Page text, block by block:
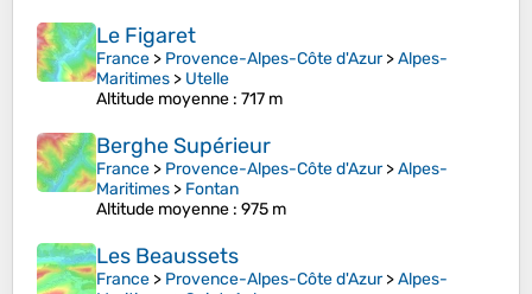
Le Figaret
France > Provence-Alpes-Côte d'Azur>Alpes-
Maritimes > Utelle
Altitude moyenne : 717 m
Berghe Supérieur
France > Provence-Alpes-Côte d'Azur>Alpes-
Maritimes > Fontan
Altitude moyenne : 975 m
Les Beaussets
France > Provence-Alpes-Côte d'Azur>Alpes-